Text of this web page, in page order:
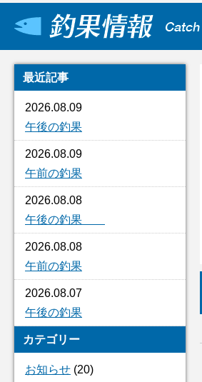
最近記事
2026.08.09
午後の釣果
2026.08.09
午前の釣果
2026.08.08
午後の釣果
2026.08.08
午前の釣果
2026.08.07
午後の釣果
カテゴリー
お知らせ (20)